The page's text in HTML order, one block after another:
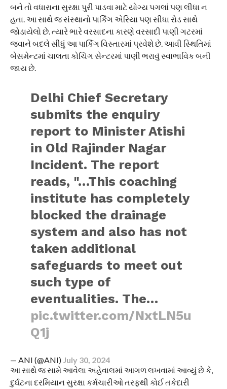
બને તો વધારાના સુરક્ષા પુરી પાડવા માટે યોગ્ય પગલાં પણ લીધા ન
હતા. આ સાથે જ સંસ્થાનો પાર્કિંગ એરિયા પણ સીધા રોડ સાથે
જોડાયેલો છે. ત્યારે ભારે વરસાદના કારણે વરસાદી પાણી ગટરમાં
જવાને બદલે સીધું આ પાર્કિંગ વિસ્તારમાં પ્રવેશે છે. આવી સ્થિતિમાં
બેસમેન્ટમાં ચાલતા કોચિંગ સેન્ટરમાં પાણી ભરાવું સ્વાભાવિક બની
જાય છે.
Delhi Chief Secretary
submits the enquiry
report to Minister Atishi
in Old Rajinder Nagar
Incident. The report
reads, "…This coaching
institute has completely
blocked the drainage
system and also has not
taken additional
safeguards to meet out
such type of
eventualities. The…
pic.twitter.com/NxtLN5u
Q1j
— ANI (@ANI) July 30, 2024
આ સાથે જ સામે આવેલા અહેવાલમાં આગળ લખવામાં આવ્યું છે કે,
દુર્ઘટના દરમિયાન સુરક્ષા કર્મચારીઓ તરફથી કોઈ તકેદારી